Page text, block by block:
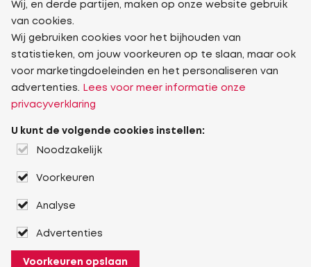
Wij, en derde partijen, maken op onze website gebruik
van cookies.
Wij gebruiken cookies voor het bijhouden van
statistieken, om jouw voorkeuren op te slaan, maar ook
voor marketingdoeleinden en het personaliseren van
advertenties.
Lees voor meer informatie onze
privacyverklaring
U kunt de volgende cookies instellen:
Noodzakelijk
Voorkeuren
Analyse
Advertenties
Voorkeuren opslaan